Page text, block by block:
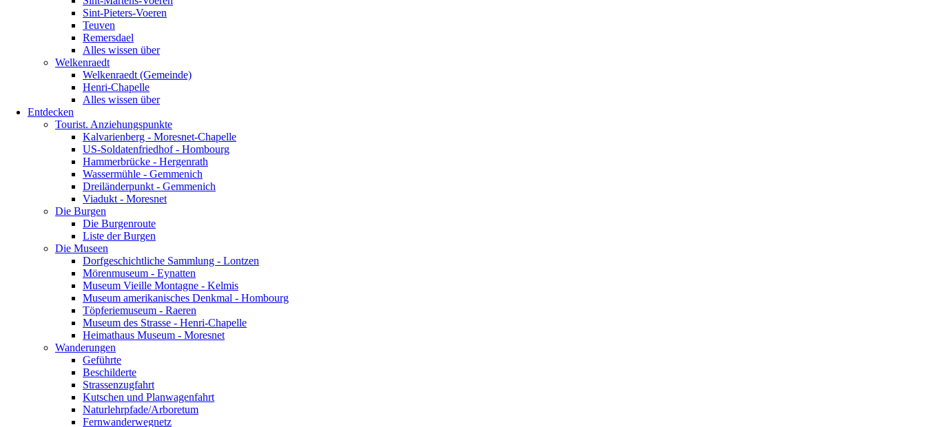
Sint-Pieters-Voeren
Teuven
Remersdael
Alles wissen über
Welkenraedt
Welkenraedt (Gemeinde)
Henri-Chapelle
Alles wissen über
Entdecken
Tourist. Anziehungspunkte
Kalvarienberg - Moresnet-Chapelle
US-Soldatenfriedhof - Hombourg
Hammerbrücke - Hergenrath
Wassermühle - Gemmenich
Dreiländerpunkt - Gemmenich
Viadukt - Moresnet
Die Burgen
Die Burgenroute
Liste der Burgen
Die Museen
Dorfgeschichtliche Sammlung - Lontzen
Mörenmuseum - Eynatten
Museum Vieille Montagne - Kelmis
Museum amerikanisches Denkmal - Hombourg
Töpferiemuseum - Raeren
Museum des Strasse - Henri-Chapelle
Heimathaus Museum - Moresnet
Wanderungen
Geführte
Beschilderte
Strassenzugfahrt
Kutschen und Planwagenfahrt
Naturlehrpfade/Arboretum
Fernwanderwegnetz